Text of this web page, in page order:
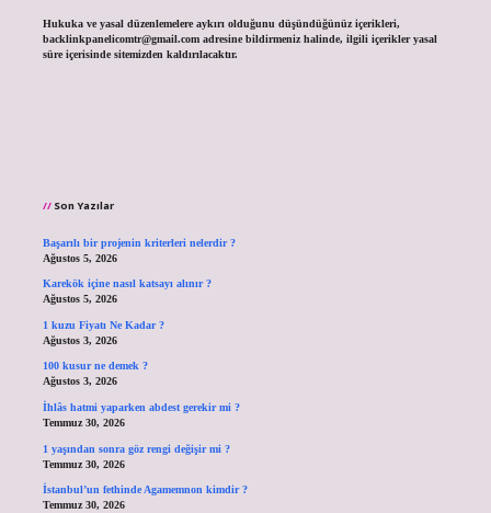
Hukuka ve yasal düzenlemelere aykırı olduğunu düşündüğünüz içerikleri,
backlinkpanelicomtr@gmail.comadresine bildirmeniz halinde, ilgili içerikler yasal
süre içerisinde sitemizden kaldırılacaktır.
Son Yazılar
Başarılı bir projenin kriterleri nelerdir ?
Ağustos 5, 2026
Karekök içine nasıl katsayı alınır ?
Ağustos 5, 2026
1 kuzu Fiyatı Ne Kadar ?
Ağustos 3, 2026
100 kusur ne demek ?
Ağustos 3, 2026
İhlâs hatmi yaparken abdest gerekir mi ?
Temmuz 30, 2026
1 yaşından sonra göz rengi değişir mi ?
Temmuz 30, 2026
İstanbul’un fethinde Agamemnon kimdir ?
Temmuz 30, 2026